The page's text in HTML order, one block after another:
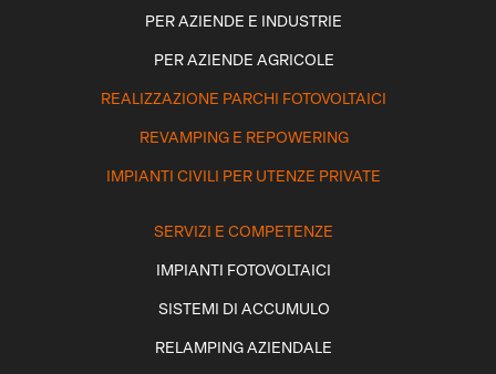
PER AZIENDE E INDUSTRIE
PER AZIENDE AGRICOLE
REALIZZAZIONE PARCHI FOTOVOLTAICI
REVAMPING E REPOWERING
IMPIANTI CIVILI PER UTENZE PRIVATE
SERVIZI E COMPETENZE
IMPIANTI FOTOVOLTAICI
SISTEMI DI ACCUMULO
RELAMPING AZIENDALE